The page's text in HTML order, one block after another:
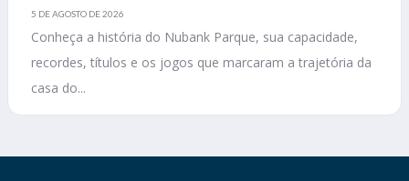
5 DE AGOSTO DE 2026
Conheça a história do Nubank Parque, sua capacidade,
recordes, títulos e os jogos que marcaram a trajetória da
casa do...